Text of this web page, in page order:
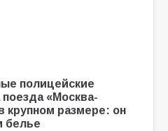
полицейские
«Москва-
крупном размере: он
белье